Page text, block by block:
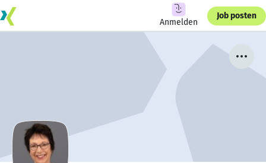
Anmelden
Job posten